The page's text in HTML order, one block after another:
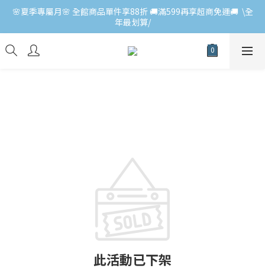
🌸夏季專屬月🌸 全館商品單件享88折 🚚滿599再享超商免運🚚  \全
年最划算/
此活動已下架